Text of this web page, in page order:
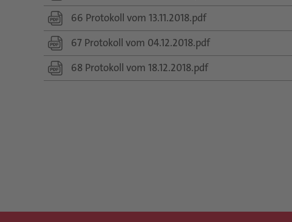
66 Protokoll vom 13.11.2018.pdf
67 Protokoll vom 04.12.2018.pdf
68 Protokoll vom 18.12.2018.pdf